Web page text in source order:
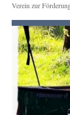
Verein zur